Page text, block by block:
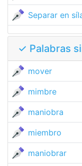
Separar en
✓ Palabras
mover
mimbre
maniobra
miembro
maniobrar